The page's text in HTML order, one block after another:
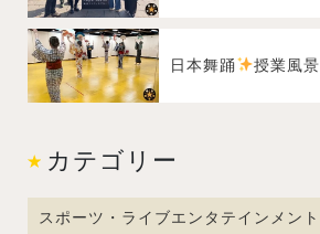
日本舞踊 授業風景
カテゴリー
スポーツ・ライブエンタテインメント